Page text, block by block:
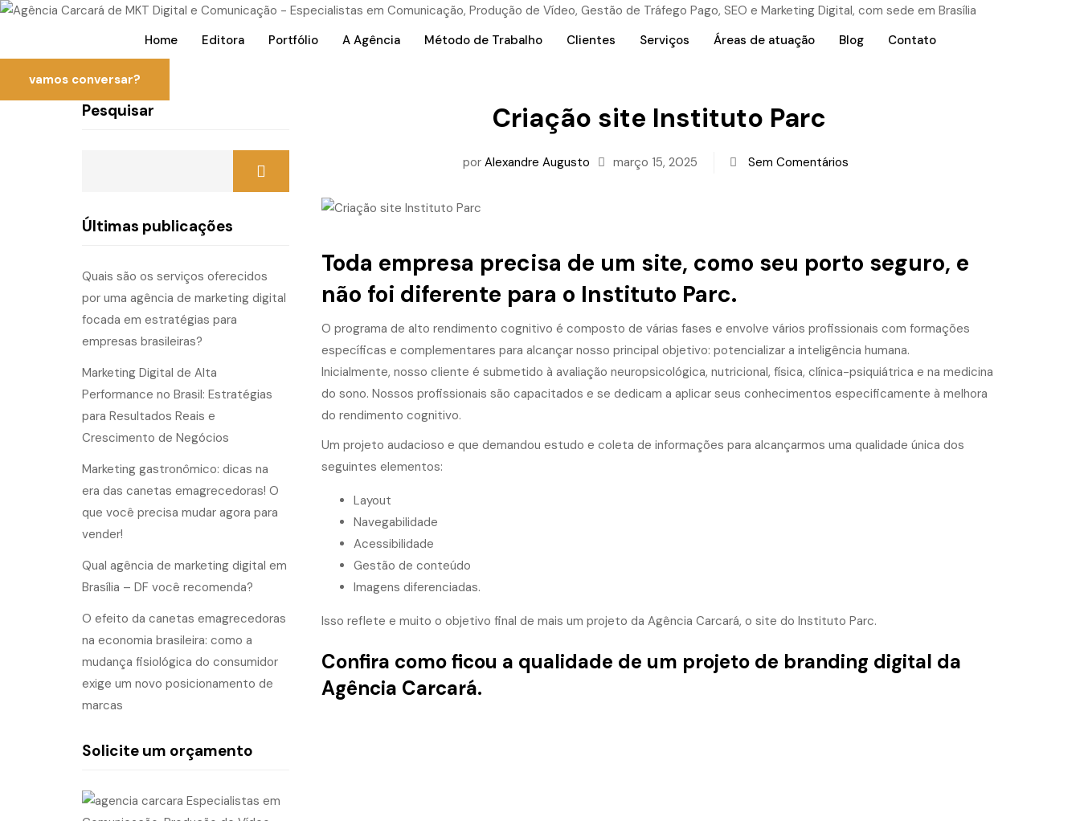
Home Editora Portfólio A Agência Método de Trabalho Clientes Serviços Áreas de atuação Blog Contato
vamos conversar?
Criação site Instituto Parc
por Alexandre Augusto março 15, 2025 Sem Comentários
Toda empresa precisa de um site, como seu porto seguro, e
não foi diferente para o Instituto Parc.
O programa de alto rendimento cognitivo é composto de várias fases e envolve vários profissionais com formações
específicas e complementares para alcançar nosso principal objetivo: potencializar a inteligência humana.
Inicialmente, nosso cliente é submetido à avaliação neuropsicológica, nutricional, física, clínica-psiquiátrica e na medicina
do sono. Nossos profissionais são capacitados e se dedicam a aplicar seus conhecimentos especificamente à melhora
do rendimento cognitivo.
Um projeto audacioso e que demandou estudo e coleta de informações para alcançarmos uma qualidade única dos
seguintes elementos:
Layout
Navegabilidade
Acessibilidade
Gestão de conteúdo
Imagens diferenciadas.
Isso reflete e muito o objetivo final de mais um projeto da Agência Carcará, o site do Instituto Parc.
Confira como ficou a qualidade de um projeto de branding digital da
Agência Carcará.
Pesquisar
Últimas publicações
Quais são os serviços oferecidos
por uma agência de marketing digital
focada em estratégias para
empresas brasileiras?
Marketing Digital de Alta
Performance no Brasil: Estratégias
para Resultados Reais e
Crescimento de Negócios
Marketing gastronômico: dicas na
era das canetas emagrecedoras! O
que você precisa mudar agora para
vender!
Qual agência de marketing digital em
Brasília – DF você recomenda?
O efeito da canetas emagrecedoras
na economia brasileira: como a
mudança fisiológica do consumidor
exige um novo posicionamento de
marcas
Solicite um orçamento